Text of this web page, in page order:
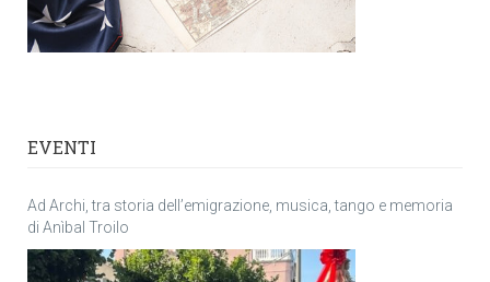
EVENTI
Ad Archi, tra storia dell’emigrazione, musica, tango e memoria
di Anìbal Troilo